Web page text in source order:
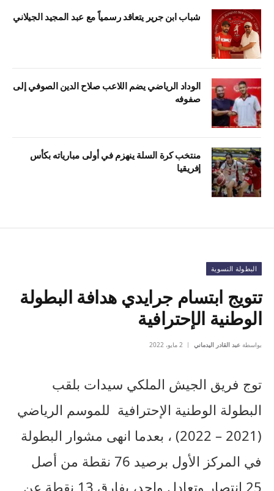
شباب ابن جرير يتعاقد رسمياً مع عبد المجيد الجيلاني
الوداد الرياضي يضم اللاعب صلاح الدين الصوفي إلى
صفوفه
منتخب كرة السلة ينهزم في أولى مبارياته بكأس
إفريقيا
البطولة النسوية
تتويج ابتسام جرايدي هدافة البطولة
الوطنية الإحترافية
بواسطة عبد القادر اليدماني 2 مايو، 2022
توج فريق الجيش الملكي سيدات بلقب
البطولة الوطنية الإحترافية للموسم الرياضي
(2021 – 2022) ، بعدما انهى مشوار البطولة
في المركز الأول برصيد 76 نقطة من أصل
25 انتصار وتعادل واحد، بفارق 13 نقطة عن